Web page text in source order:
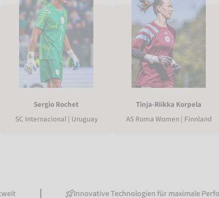
Sergio Rochet
SC Internacional | Uruguay
Tinja-Riikka Korpela
AS Roma Women | Finnland
Innovative Technologien für maximale Performance